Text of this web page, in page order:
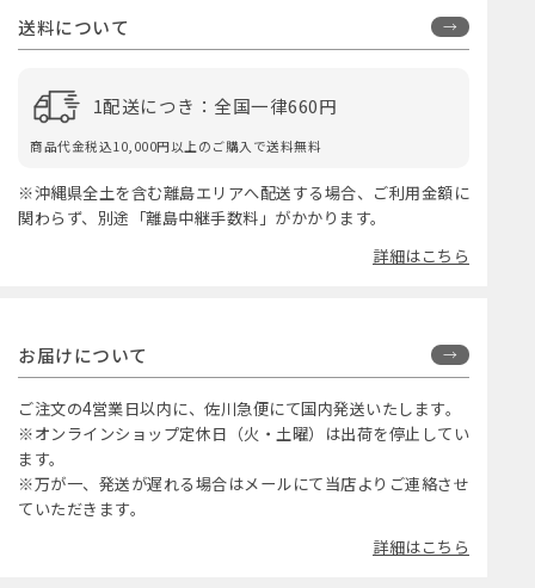
送料について
1配送につき：全国一律660円
商品代金税込10,000円以上のご購入で送料無料
※沖縄県全土を含む離島エリアへ配送する場合、ご利用金額に
関わらず、別途「離島中継手数料」がかかります。
詳細はこちら
お届けについて
ご注文の4営業日以内に、佐川急便にて国内発送いたします。
※オンラインショップ定休日（火・土曜）は出荷を停止してい
ます。
※万が一、発送が遅れる場合はメールにて当店よりご連絡させ
ていただきます。
詳細はこちら